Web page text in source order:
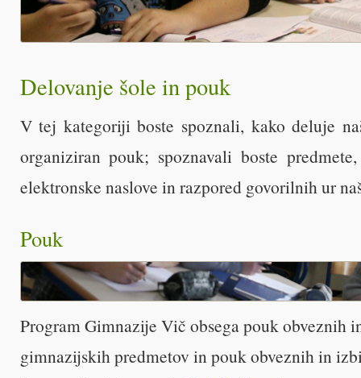
Delovanje šole in pouk
V tej kategoriji boste spoznali, kako deluje
organiziran pouk; spoznavali boste
elektronske naslove in razpored govorilnih ur
Pouk
Program Gimnazije Vič obsega pouk obveznih
gimnazijskih predmetov in pouk obveznih in